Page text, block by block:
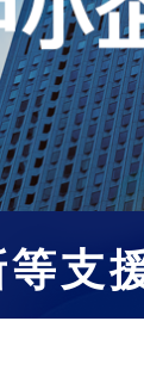
支